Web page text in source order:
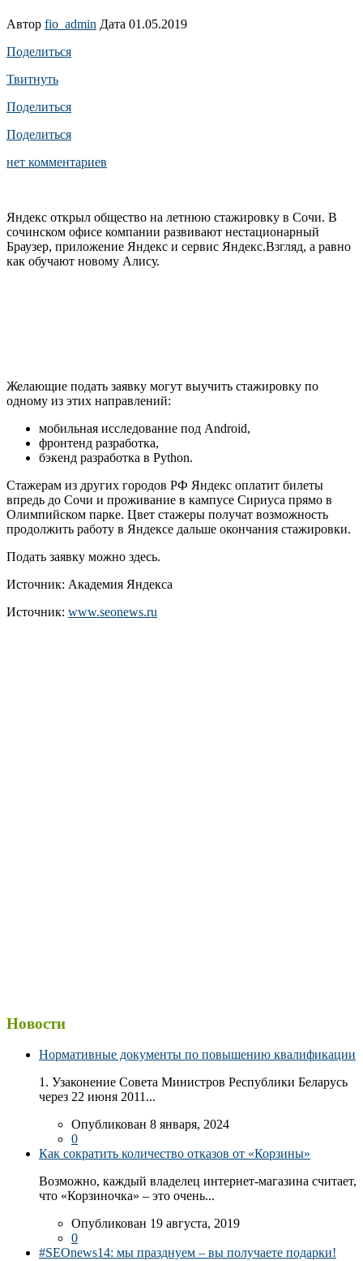
Автор fio_admin Дата 01.05.2019
Поделиться
Твитнуть
Поделиться
Поделиться
нет комментариев
Яндекс открыл общество на летнюю стажировку в Сочи. В
сочинском офисе компании развивают нестационарный
Браузер, приложение Яндекс и сервис Яндекс.Взгляд, а равно
как обучают новому Алису.
Желающие подать заявку могут выучить стажировку по
одному из этих направлений:
мобильная исследование под Android,
фронтенд разработка,
бэкенд разработка в Python.
Стажерам из других городов РФ Яндекс оплатит билеты
впредь до Сочи и проживание в кампусе Сириуса прямо в
Олимпийском парке. Цвет стажеры получат возможность
продолжить работу в Яндексе дальше окончания стажировки.
Подать заявку можно здесь.
Источник: Академия Яндекса
Источник: www.seonews.ru
Новости
Нормативные документы по повышению квалификации
1. Узаконение Совета Министров Республики Беларусь
через 22 июня 2011...
Опубликован 8 января, 2024
0
Как сократить количество отказов от «Корзины»
Возможно, каждый владелец интернет-магазина считает,
что «Корзиночка» – это очень...
Опубликован 19 августа, 2019
0
#SEOnews14: мы празднуем – вы получаете подарки!